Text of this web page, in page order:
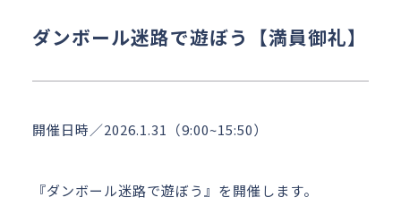
アクセス
ダンボール迷路で遊ぼう【満員御礼】
開催日時／2026.1.31（9:00~15:50）
『ダンボール迷路で遊ぼう』を開催します。